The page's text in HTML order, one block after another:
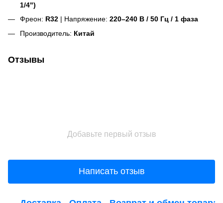
1/4")
Фреон: R32 | Напряжение: 220–240 В / 50 Гц / 1 фаза
Производитель: Китай
Отзывы
Добавьте первый отзыв
Написать отзыв